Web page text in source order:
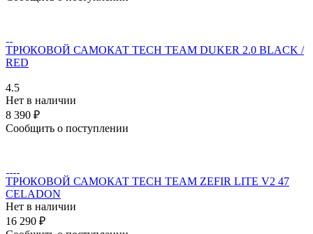
ТРЮКОВОЙ САМОКАТ TECH TEAM DUKER 2.0 BLACK /
RED
4.5
Нет в наличии
8 390 ₽
Сообщить о поступлении
ТРЮКОВОЙ САМОКАТ TECH TEAM ZEFIR LITE V2 47
CELADON
Нет в наличии
16 290 ₽